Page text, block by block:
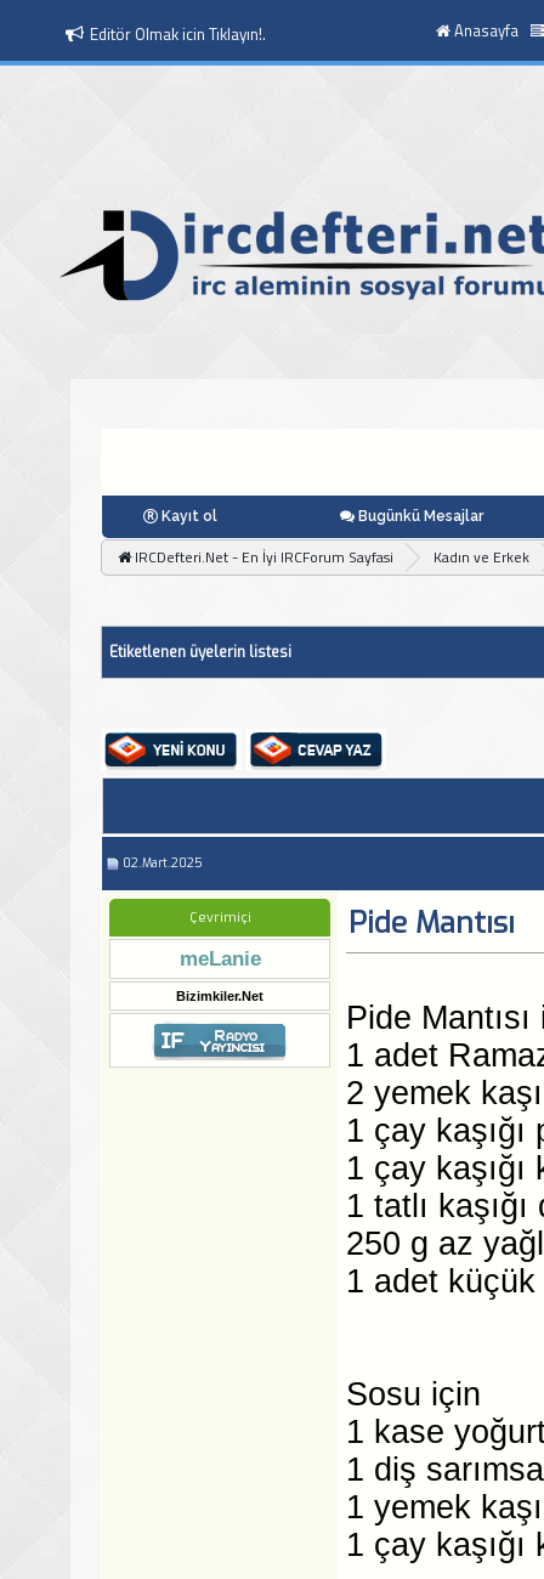
Moderatör Olmak icin Tıklayın!. Anasayfa
Kayıt ol Bugünkü Mesajlar
IRCDefteri.Net - En İyi IRCForum Sayfasi Kadın ve Erkek
Etiketlenen üyelerin listesi
02.Mart.2025
Çevrimiçi
meLanie
Bizimkiler.Net
Pide Mantısı
Pide
1 adet
2 yemek
1 çay kaşığı
1 çay kaşığı
1 tatlı
250 g az
1 adet
Sosu için
1 kase
1 diş
1 yemek
1 çay kaşığı